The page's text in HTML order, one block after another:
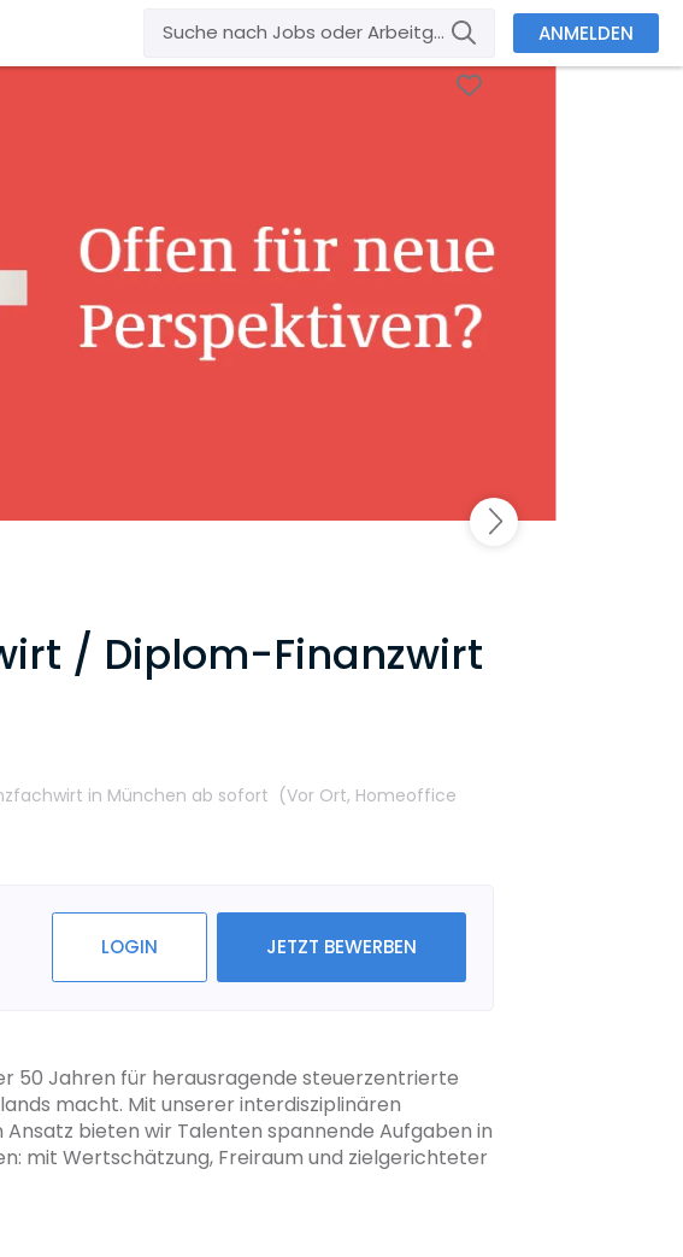
ANMELDEN
/ Diplom-Finanzwirt
in München ab sofort (Vor Ort, Homeoffice
LOGIN JETZT BEWERBEN
50 Jahren für herausragende steuerzentrierte
macht. Mit unserer interdisziplinären
bieten wir Talenten spannende Aufgaben in
mit Wertschätzung, Freiraum und zielgerichteter